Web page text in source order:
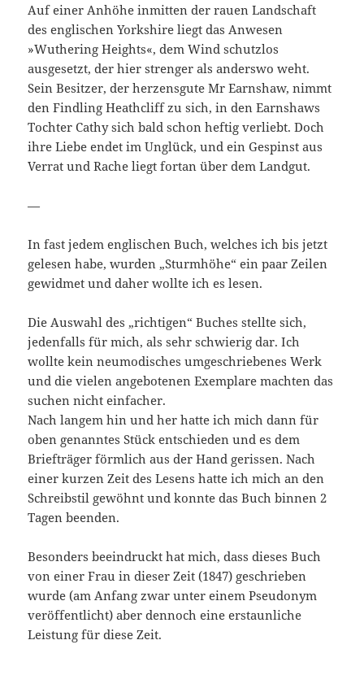
Auf einer Anhöhe inmitten der rauen Landschaft
des englischen Yorkshire liegt das Anwesen
»Wuthering Heights«, dem Wind schutzlos
ausgesetzt, der hier strenger als anderswo weht.
Sein Besitzer, der herzensgute Mr Earnshaw, nimmt
den Findling Heathcliff zu sich, in den Earnshaws
Tochter Cathy sich bald schon heftig verliebt. Doch
ihre Liebe endet im Unglück, und ein Gespinst aus
Verrat und Rache liegt fortan über dem Landgut.
—
In fast jedem englischen Buch, welches ich bis jetzt
gelesen habe, wurden „Sturmhöhe“ ein paar Zeilen
gewidmet und daher wollte ich es lesen.
Die Auswahl des „richtigen“ Buches stellte sich,
jedenfalls für mich, als sehr schwierig dar. Ich
wollte kein neumodisches umgeschriebenes Werk
und die vielen angebotenen Exemplare machten das
suchen nicht einfacher.
Nach langem hin und her hatte ich mich dann für
oben genanntes Stück entschieden und es dem
Briefträger förmlich aus der Hand gerissen. Nach
einer kurzen Zeit des Lesens hatte ich mich an den
Schreibstil gewöhnt und konnte das Buch binnen 2
Tagen beenden.
Besonders beeindruckt hat mich, dass dieses Buch
von einer Frau in dieser Zeit (1847) geschrieben
wurde (am Anfang zwar unter einem Pseudonym
veröffentlicht) aber dennoch eine erstaunliche
Leistung für diese Zeit.